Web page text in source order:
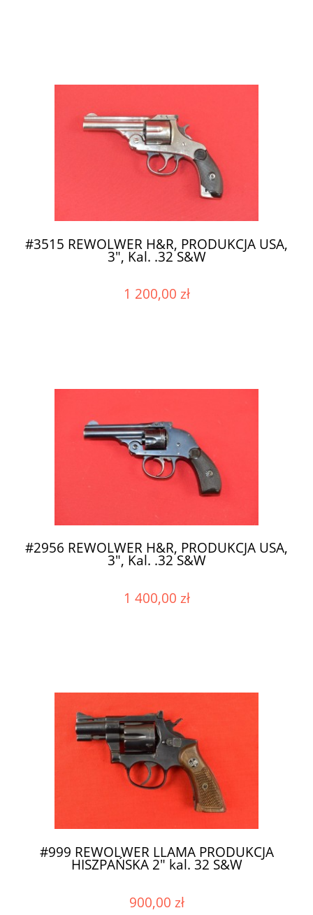
#3515 REWOLWER H&R, PRODUKCJA USA,
3", Kal. .32 S&W
1 200,00 zł
#2956 REWOLWER H&R, PRODUKCJA USA,
3", Kal. .32 S&W
1 400,00 zł
#999 REWOLWER LLAMA PRODUKCJA
HISZPAŃSKA 2" kal. 32 S&W
900,00 zł